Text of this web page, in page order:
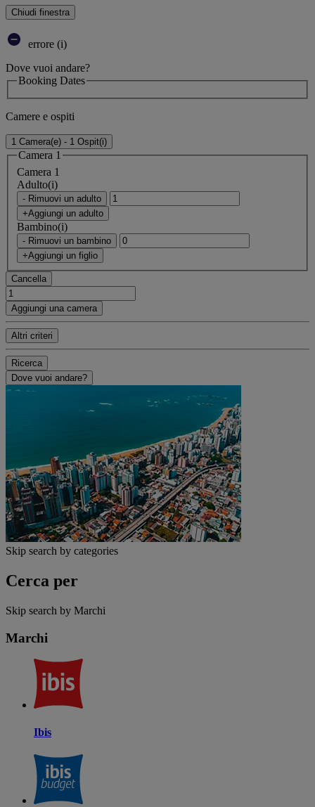
Chiudi finestra
errore (i)
Dove vuoi andare?
Booking Dates
Camere e ospiti
1 Camera(e) - 1 Ospit(i)
Camera 1
Camera 1
Adulto(i)
- Rimuovi un adulto
+Aggiungi un adulto
Bambino(i)
- Rimuovi un bambino
+Aggiungi un figlio
Cancella
Aggiungi una camera
Altri criteri
Ricerca
Dove vuoi andare?
Skip search by categories
Cerca per
Skip search by Marchi
Marchi
Ibis